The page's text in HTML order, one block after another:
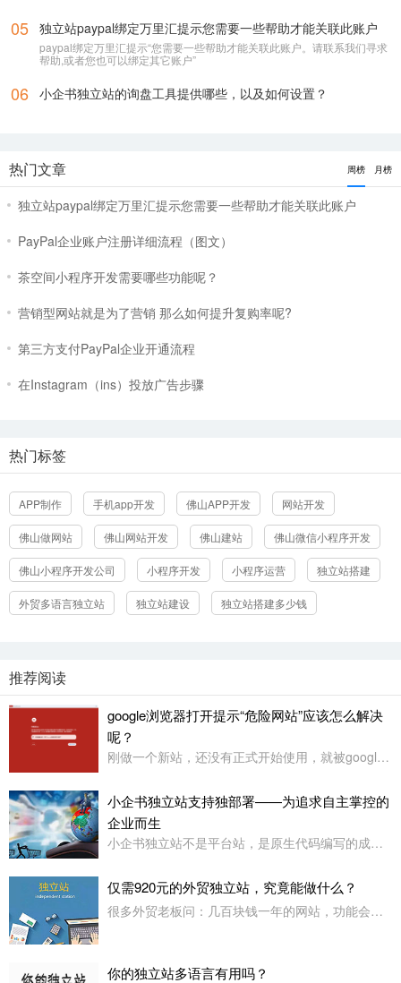
05 独立站paypal绑定万里汇提示您需要一些帮助才能关联此账户
paypal绑定万里汇提示“您需要一些帮助才能关联此账户。请联系我们寻求
帮助,或者您也可以绑定其它账户”
06 小企书独立站的询盘工具提供哪些，以及如何设置？
热门文章 周榜 月榜
独立站paypal绑定万里汇提示您需要一些帮助才能关联此账户
PayPal企业账户注册详细流程（图文）
茶空间小程序开发需要哪些功能呢？
营销型网站就是为了营销 那么如何提升复购率呢?
第三方支付PayPal企业开通流程
在Instagram（ins）投放广告步骤
热门标签
APP制作 手机app开发 佛山APP开发 网站开发
佛山做网站 佛山网站开发 佛山建站 佛山微信小程序开发
佛山小程序开发公司 小程序开发 小程序运营 独立站搭建
外贸多语言独立站 独立站建设 独立站搭建多少钱
推荐阅读
google浏览器打开提示“危险网站”应该怎么解决
呢？
刚做一个新站，还没有正式开始使用，就被google浏览器定义为“危险网站”了，其它浏览器没有任何提示或影响
小企书独立站支持独部署——为追求自主掌控的
企业而生
小企书独立站不是平台站，是原生代码编写的成品站。不依赖于任何第三方平台，所以是支持客户自行购买服务器，并把网站搭建在自己的服务器上使用！
仅需920元的外贸独立站，究竟能做什么？
很多外贸老板问：几百块钱一年的网站，功能会不会很简陋？小企书专业版本用实力告诉你：920元，足够打造一个专业级的外贸展示站。
你的独立站多语言有用吗？
立即提交